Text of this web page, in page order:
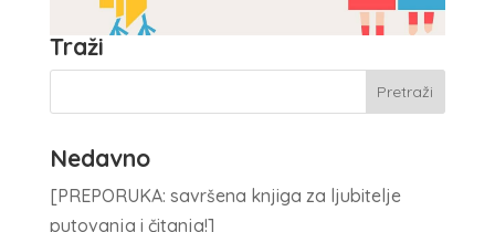
Traži
Nedavno
[PREPORUKA: savršena knjiga za ljubitelje
putovanja i čitanja!]